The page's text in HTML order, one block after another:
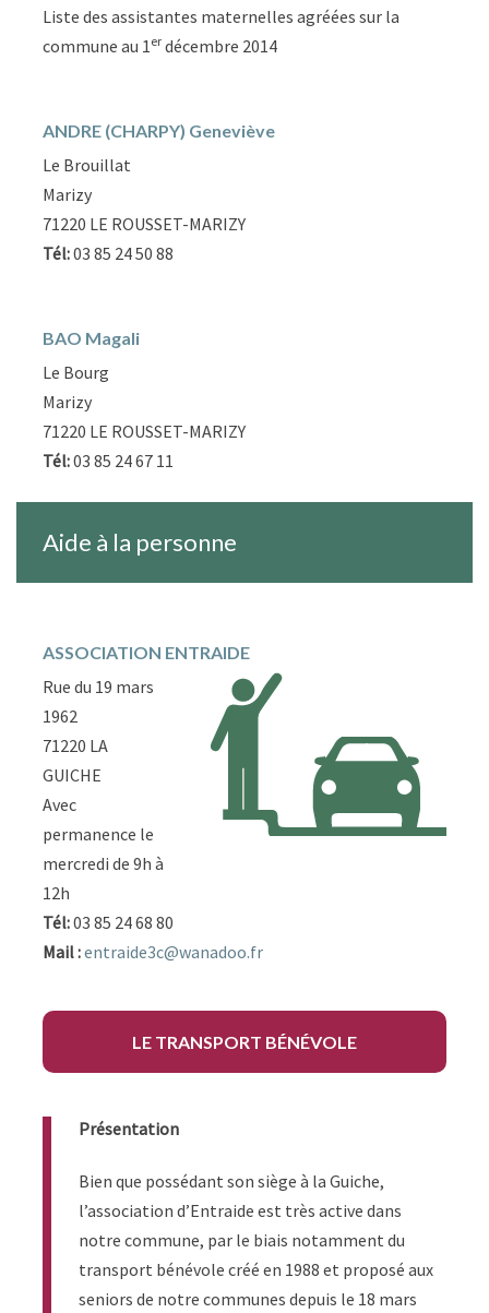
Liste des assistantes maternelles agréées sur la
commune au 1er décembre 2014
ANDRE (CHARPY) Geneviève
Le Brouillat
Marizy
71220 LE ROUSSET-MARIZY
Tél:03 85 24 50 88
BAO Magali
Le Bourg
Marizy
71220 LE ROUSSET-MARIZY
Tél:03 85 24 67 11
Aide à la personne
ASSOCIATION ENTRAIDE
Rue du 19 mars
1962
71220 LA
GUICHE
Avec
permanence le
mercredi de 9h à
12h
Tél:03 85 24 68 80
Mail :entraide3c@wanadoo.fr
LE TRANSPORT BÉNÉVOLE
Présentation
Bien que possédant son siège à la Guiche,
l’association d’Entraide est très active dans
notre commune, par le biais notamment du
transport bénévole créé en 1988 et proposé aux
seniors de notre communes depuis le 18 mars